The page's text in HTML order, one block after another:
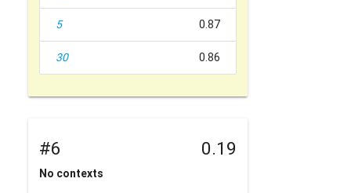
5 0.87
30 0.86
#6 0.19
No contexts